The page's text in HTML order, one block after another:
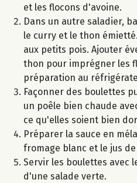
et les flocons d'avoine.
Dans un autre saladier,
le curry et le thon
aux petits pois. Ajouter
thon pour imprégner les
préparation au
Façonner des boulettes
un poêle bien chaude
ce qu'elles soient bien
Préparer la sauce en
fromage blanc et le jus
Servir les boulettes avec
d'une salade verte.